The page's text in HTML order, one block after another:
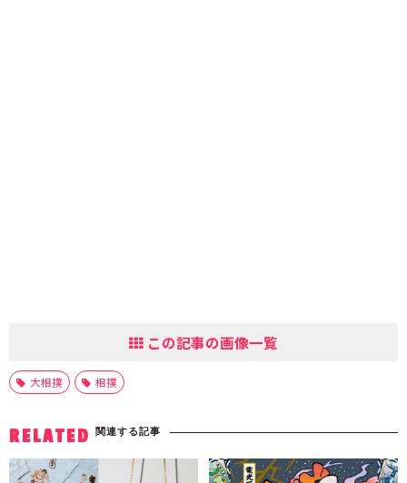
この記事の画像一覧
大相撲 相撲
RELATED 関連する記事